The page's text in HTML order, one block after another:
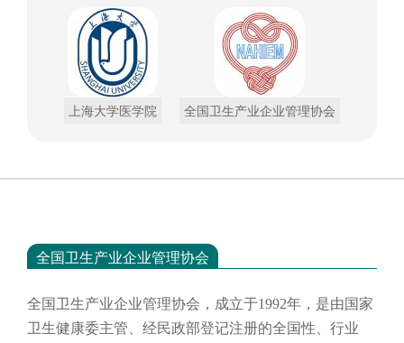
上海大学医学院 全国卫生产业企业管理协会
全国卫生产业企业管理协会
全国卫生产业企业管理协会，成立于1992年，是由国家
卫生健康委主管、经民政部登记注册的全国性、行业